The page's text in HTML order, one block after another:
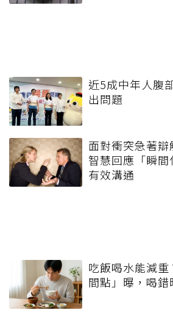
近5成中年人腹
出問題
面對衝突急著
智慧回應「瞬間
有效溝通
吃飯喝水能減
間點」曝，喝